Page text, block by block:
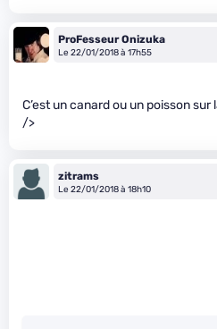
ProFesseur Onizuka
Le 22/01/2018 à 17h55
C’est un canard ou un poisson
/>
zitrams
Le 22/01/2018 à 18h10